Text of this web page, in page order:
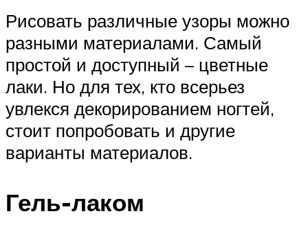
Рисовать различные узоры можно
разными материалами. Самый
простой и доступный – цветные
лаки. Но для тех, кто всерьез
увлекся декорированием ногтей,
стоит попробовать и другие
варианты материалов.
Гель-лаком